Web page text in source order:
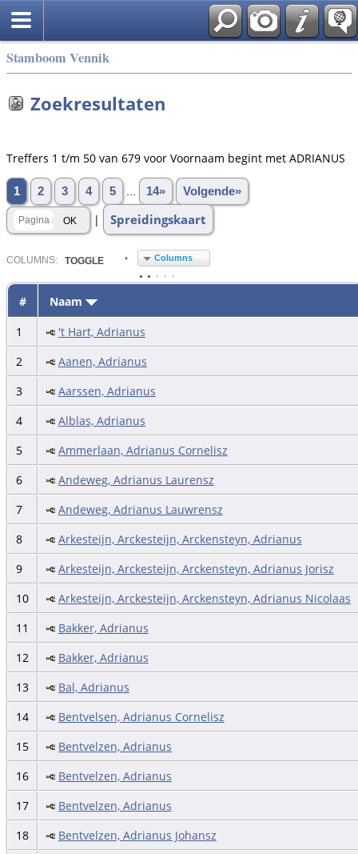
Stamboom Vennik
Zoekresultaten
Treffers 1 t/m 50 van 679 voor Voornaam begint met ADRIANUS
1 2 3 4 5 14» Volgende»
| Spreidingskaart
COLUMN S: TOGGLE Columns
#
Naam
1
't Hart, Adrianus
2
Aanen, Adrianus
3
Aarssen, Adrianus
4
Alblas, Adrianus
5
Ammerlaan, Adrianus Cornelisz
6
Andeweg, Adrianus Laurensz
7
Andeweg, Adrianus Lauwrensz
8
Arkesteijn, Arckesteijn, Arckensteyn, Adrianus
9
Arkesteijn, Arckesteijn, Arckensteyn, Adrianus Jorisz
10
Arkesteijn, Arckesteijn, Arckensteyn, Adrianus Nicolaas
11
Bakker, Adrianus
12
Bakker, Adrianus
13
Bal, Adrianus
14
Bentvelsen, Adrianus Cornelisz
15
Bentvelzen, Adrianus
16
Bentvelzen, Adrianus
17
Bentvelzen, Adrianus
18
Bentvelzen, Adrianus Johansz